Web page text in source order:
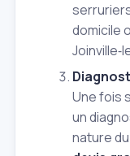
domicile
Une fois
un
nature